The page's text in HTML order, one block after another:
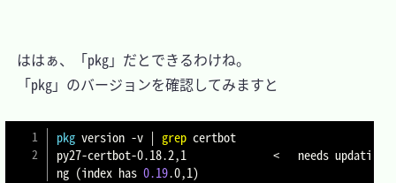
ははぁ、「pkg」だとできるわけね。
「pkg」のバージョンを確認してみますと
pkg version -v | grep certbot
py27-certbot-0.18.2,1 <
   needs updati
ng (index has 0.19.0,1)